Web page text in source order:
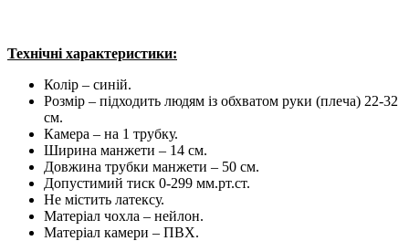
Технічні характеристики:
Колір – синій.
Розмір – підходить людям із обхватом руки (плеча) 22-32
см.
Камера – на 1 трубку.
Ширина манжети – 14 см.
Довжина трубки манжети – 50 см.
Допустимий тиск 0-299 мм.рт.ст.
Не містить латексу.
Матеріал чохла – нейлон.
Матеріал камери – ПВХ.